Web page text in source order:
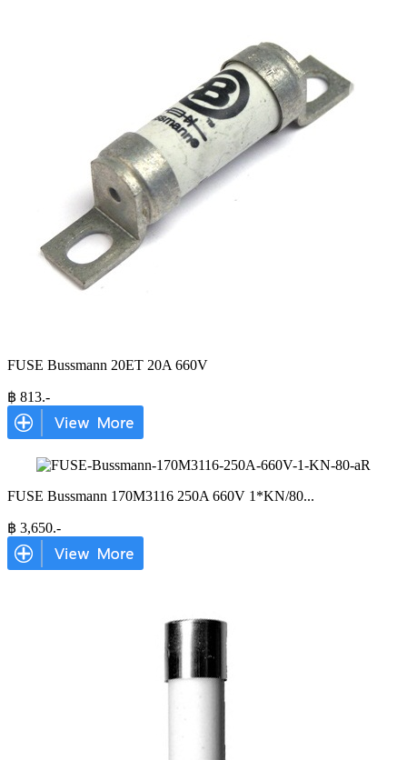
FUSE Bussmann 20ET 20A 660V
฿ 813.-
FUSE Bussmann 170M3116 250A 660V 1*KN/80...
฿ 3,650.-